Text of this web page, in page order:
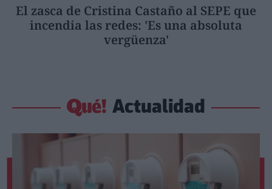
El zasca de Cristina Castaño al SEPE que
incendia las redes: 'Es una absoluta
vergüenza'
Actualidad